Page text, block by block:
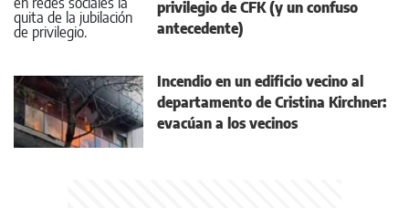
privilegio de CFK (y un confuso
antecedente)
Incendio en un edificio vecino al
departamento de Cristina Kirchner:
evacúan a los vecinos